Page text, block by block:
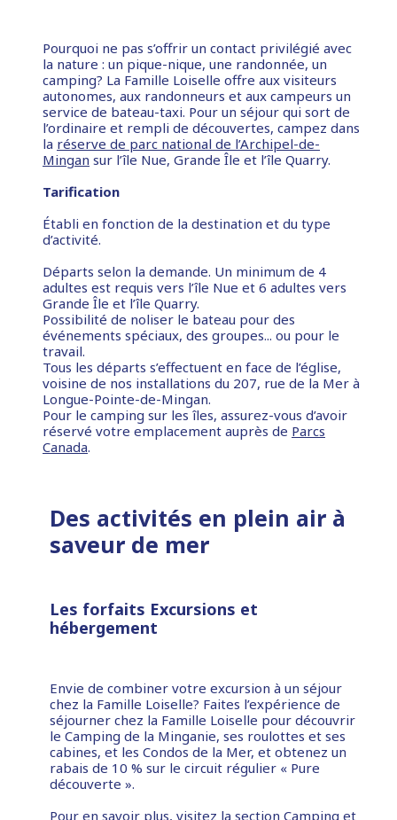
Pourquoi ne pas s’offrir un contact privilégié avec
la nature : un pique-nique, une randonnée, un
camping? La Famille Loiselle offre aux visiteurs
autonomes, aux randonneurs et aux campeurs un
service de bateau-taxi. Pour un séjour qui sort de
l’ordinaire et rempli de découvertes, campez dans
la réserve de parc national de l’Archipel-de-
Mingan sur l’île Nue, Grande Île et l’île Quarry.
Tarification
Établi en fonction de la destination et du type
d’activité.
Départs selon la demande. Un minimum de 4
adultes est requis vers l’île Nue et 6 adultes vers
Grande Île et l’île Quarry.
Possibilité de noliser le bateau pour des
événements spéciaux, des groupes... ou pour le
travail.
Tous les départs s’effectuent en face de l’église,
voisine de nos installations du 207, rue de la Mer à
Longue-Pointe-de-Mingan.
Pour le camping sur les îles, assurez-vous d’avoir
réservé votre emplacement auprès de Parcs
Canada.
Des activités en plein air à
saveur de mer
Les forfaits Excursions et
hébergement
Envie de combiner votre excursion à un séjour
chez la Famille Loiselle? Faites l’expérience de
séjourner chez la Famille Loiselle pour découvrir
le Camping de la Minganie, ses roulottes et ses
cabines, et les Condos de la Mer, et obtenez un
rabais de 10 % sur le circuit régulier « Pure
découverte ».
Pour en savoir plus, visitez la section Camping et